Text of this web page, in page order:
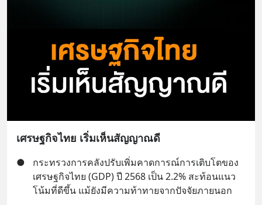
เศรษฐกิจไทย เริ่มเห็นสัญญาณดี
●
กระทรวงการคลังปรับเพิ่มคาดการณ์การเติบโตของ
เศรษฐกิจไทย (GDP) ปี 2568 เป็น 2.2% สะท้อนแนว
โน้มที่ดีขึ้น แม้ยังมีความท้าทายจากปัจจัยภายนอก